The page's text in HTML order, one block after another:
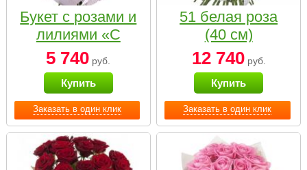
Заказать в один клик
Букет с розами и
лилиями «С
наилучшими
пожеланиями»
5 740 руб.
Купить
Заказать в один клик
51 белая роза
(40 см)
12 740руб.
Купить